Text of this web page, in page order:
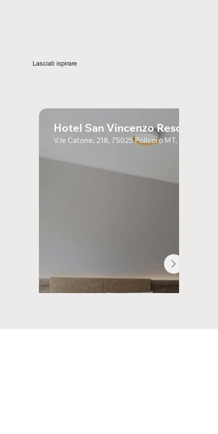
Lasciati ispirare
Hotel San Vincenzo Resort
V.le Catone, 218, 75025 Policoro MT, Italia